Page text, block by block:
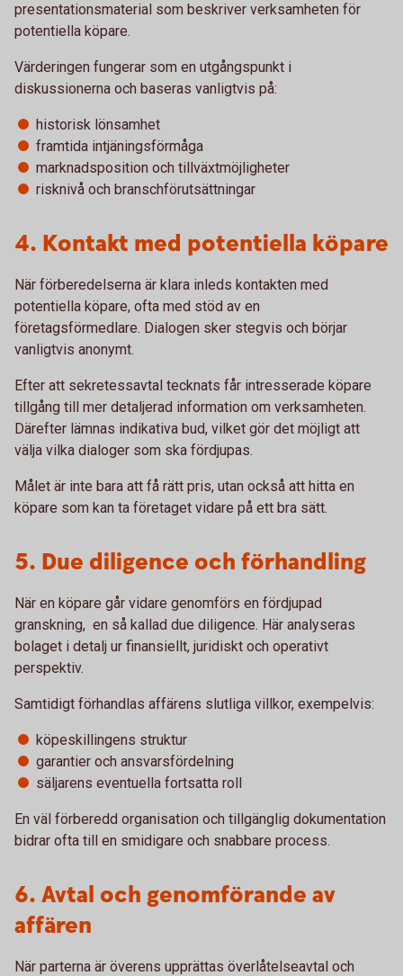
presentationsmaterial som beskriver verksamheten för
potentiella köpare.
Värderingen fungerar som en utgångspunkt i
diskussionerna och baseras vanligtvis på:
historisk lönsamhet
framtida intjäningsförmåga
marknadsposition och tillväxtmöjligheter
risknivå och branschförutsättningar
4. Kontakt med potentiella köpare
När förberedelserna är klara inleds kontakten med
potentiella köpare, ofta med stöd av en
företagsförmedlare. Dialogen sker stegvis och börjar
vanligtvis anonymt.
Efter att sekretessavtal tecknats får intresserade köpare
tillgång till mer detaljerad information om verksamheten.
Därefter lämnas indikativa bud, vilket gör det möjligt att
välja vilka dialoger som ska fördjupas.
Målet är inte bara att få rätt pris, utan också att hitta en
köpare som kan ta företaget vidare på ett bra sätt.
5. Due diligence och förhandling
När en köpare går vidare genomförs en fördjupad
granskning, en så kallad due diligence. Här analyseras
bolaget i detalj ur finansiellt, juridiskt och operativt
perspektiv.
Samtidigt förhandlas affärens slutliga villkor, exempelvis:
köpeskillingens struktur
garantier och ansvarsfördelning
säljarens eventuella fortsatta roll
En väl förberedd organisation och tillgänglig dokumentation
bidrar ofta till en smidigare och snabbare process.
6. Avtal och genomförande av
affären
När parterna är överens upprättas överlåtelseavtal och